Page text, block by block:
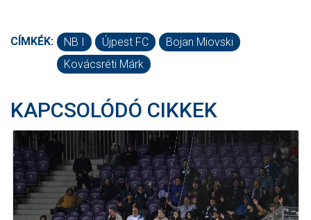
CÍMKÉK: NB I Újpest FC
Bojan Miovski
Kovácsréti Márk
KAPCSOLÓDÓ CIKKEK